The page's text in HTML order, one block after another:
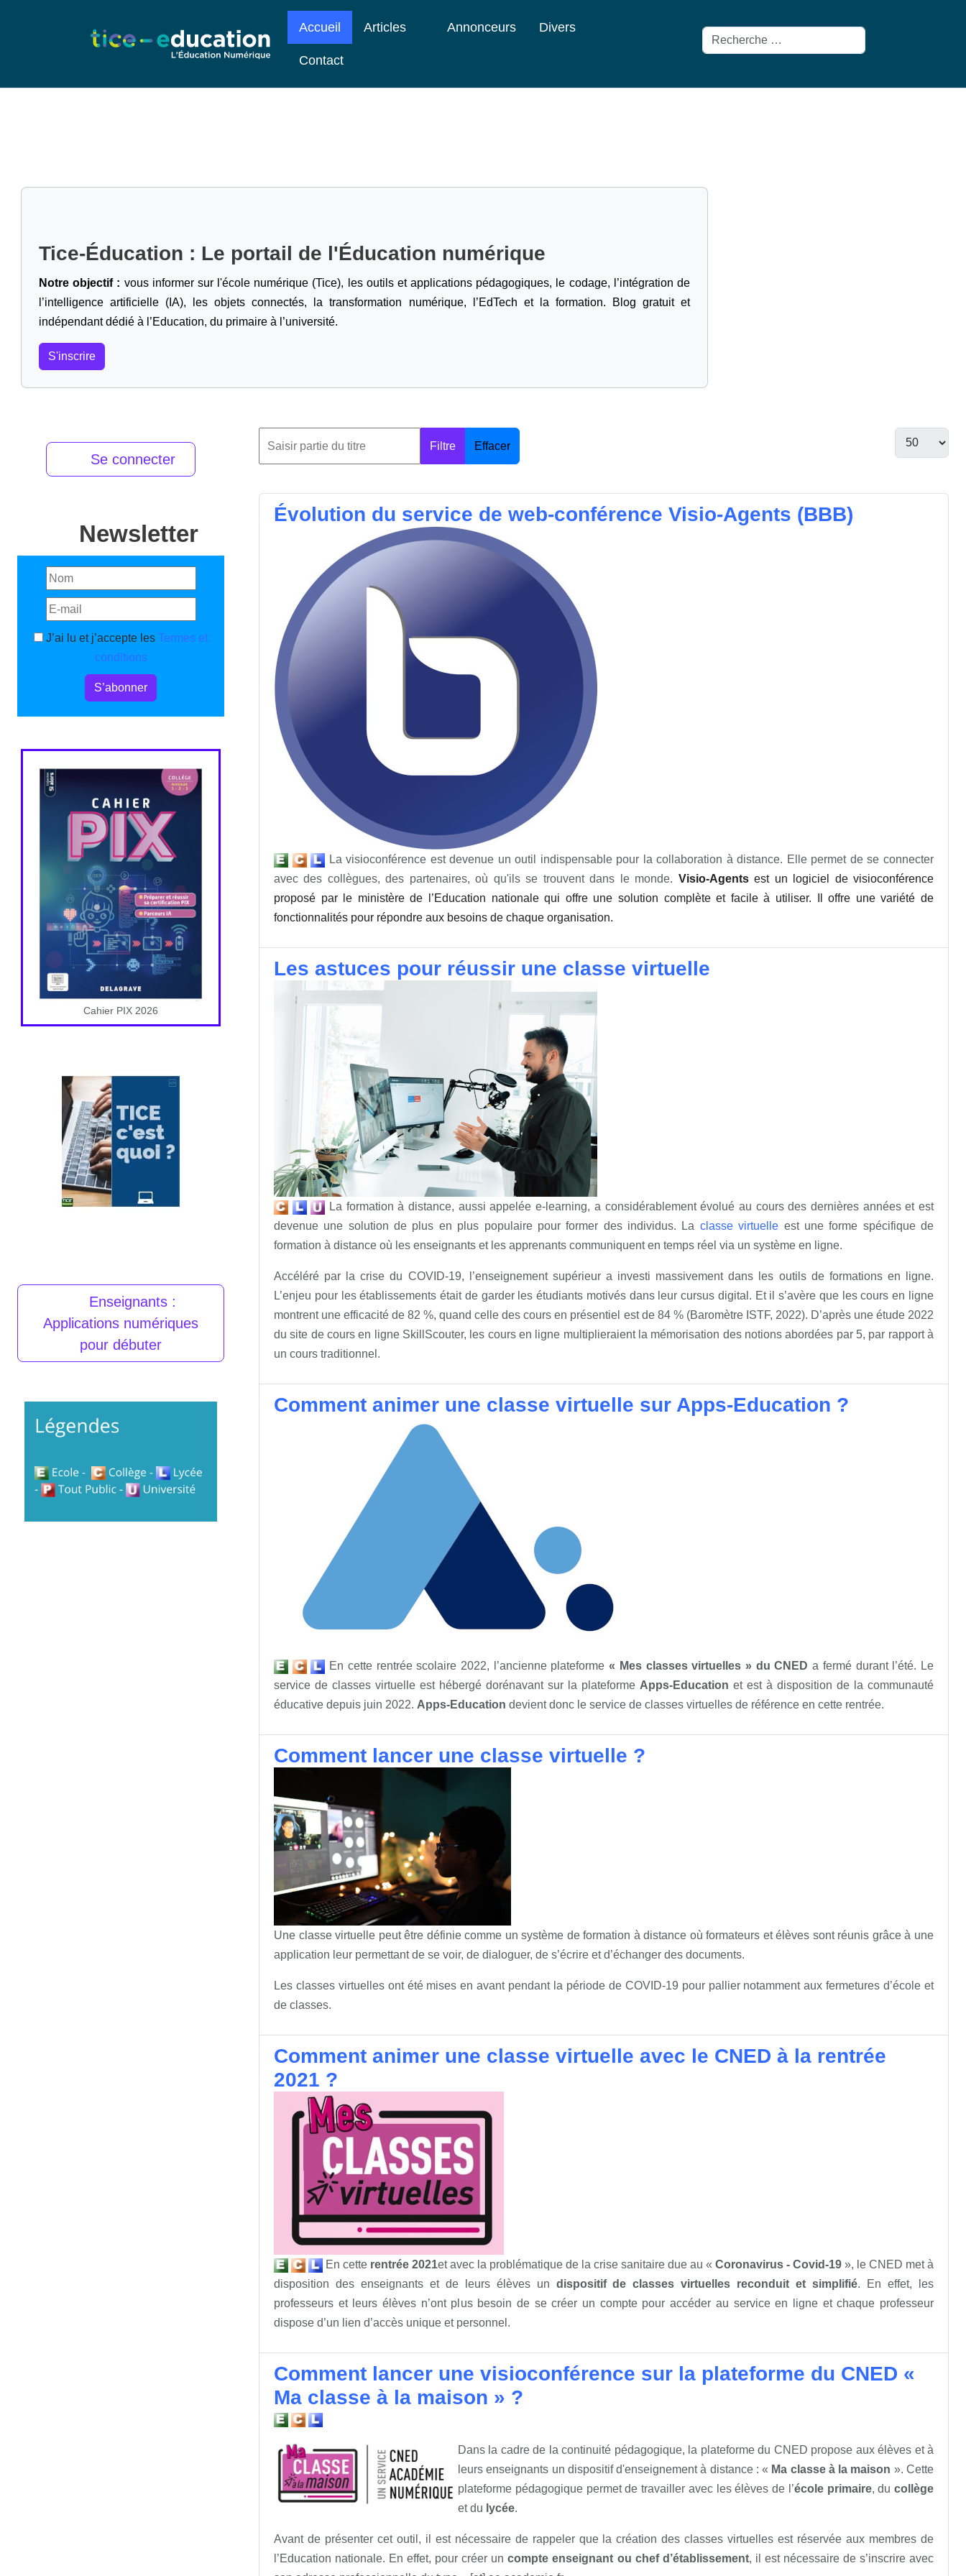
Accueil Articles Annonceurs Divers
Contact
Rechercher
Tice-Éducation : Le portail de l'Éducation numérique
Notre objectif : vous informer sur l'école numérique (Tice), les outils et applications pédagogiques, le codage,
l’intégration de
l’intelligence artificielle (IA), les objets connectés, la transformation numérique, l’EdTech et la formation. Blog gratuit et
indépendant dédié à l’Education, du primaire à l’université.
S'inscrire
Se connecter
Newsletter
J’ai lu et j’accepte les Termes et
conditions
S’abonner
Cahier PIX 2026
Enseignants :
Applications numériques
pour débuter
Filtre Effacer
Évolution du service de web-conférence Visio-Agents (BBB)
La visioconférence est devenue un outil indispensable pour la collaboration à distance. Elle permet de se connecter
avec des collègues, des partenaires, où qu'ils se trouvent dans le monde. Visio-Agentsest un logiciel de visioconférence
proposé par le ministère de l’Education nationale qui offre une solution complète et facile à utiliser. Il offre une variété de
fonctionnalités pour répondre aux besoins de chaque organisation.
Les astuces pour réussir une classe virtuelle
La formation à distance, aussi appelée e-learning, a considérablement évolué au cours des dernières années et est
devenue une solution de plus en plus populaire pour former des individus. La classe virtuelle est une forme spécifique de
formation à distance où les enseignants et les apprenants communiquent en temps réel via un système en ligne.
Accéléré par la crise du COVID-19, l’enseignement supérieur a investi massivement dans les outils de formations en ligne.
L’enjeu pour les établissements était de garder les étudiants motivés dans leur cursus digital. Et il s’avère que les cours en ligne
montrent une efficacité de 82 %, quand celle des cours en présentiel est de 84 % (Baromètre ISTF, 2022). D’après une étude 2022
du site de cours en ligne SkillScouter, les cours en ligne multiplieraient la mémorisation des notions abordées par 5, par rapport à
un cours traditionnel.
Comment animer une classe virtuelle sur Apps-Education ?
En cette rentrée scolaire 2022, l’ancienne plateforme« Mes classes virtuelles » du CNED a fermé durant l’été. Le
service de classes virtuelle est hébergé dorénavant sur la plateforme Apps-Education et est à disposition de la communauté
éducative depuis juin 2022. Apps-Education devient donc le service de classes virtuelles de référence en cette rentrée.
Comment lancer une classe virtuelle ?
Une classe virtuelle peut être définie comme un système de formation à distance où formateurs et élèves sont réunis grâce à une
application leur permettant de se voir, de dialoguer, de s’écrire et d’échanger des documents.
Les classes virtuelles ont été mises en avant pendant la période de COVID-19 pour pallier notamment aux fermetures d’école et
de classes.
Comment animer une classe virtuelle avec le CNED à la rentrée
2021 ?
En cette rentrée 2021et avec la problématique de la crise sanitaire due au « Coronavirus - Covid-19 », le CNED met à
disposition des enseignants et de leurs élèves un dispositif de classes virtuelles reconduit et simplifié. En effet, les
professeurs et leurs élèves n’ont plus besoin de se créer un compte pour accéder au service en ligne et chaque professeur
dispose d’un lien d’accès unique et personnel.
Comment lancer une visioconférence sur la plateforme du CNED «
Ma classe à la maison » ?
Dans la cadre de la continuité pédagogique, la plateforme du CNED propose aux élèves et à
leurs enseignants un dispositif d'enseignement à distance : « Ma classe à la maison ». Cette
plateforme pédagogique permet de travailler avec les élèves de l’école primaire, du collège
et du lycée.
Avant de présenter cet outil, il est nécessaire de rappeler que la création des classes virtuelles est réservée aux membres de
l’Education nationale. En effet, pour créer uncompte enseignant ou chef d’établissement, il est nécessaire de s’inscrire avec